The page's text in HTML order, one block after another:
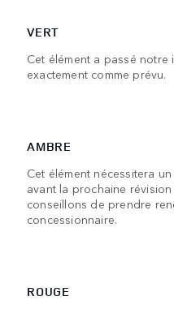
VERT
Cet élément a passé
exactement comme prévu.
AMBRE
Cet élément nécessitera
avant la prochaine
conseillons de prendre
concessionnaire.
ROUGE